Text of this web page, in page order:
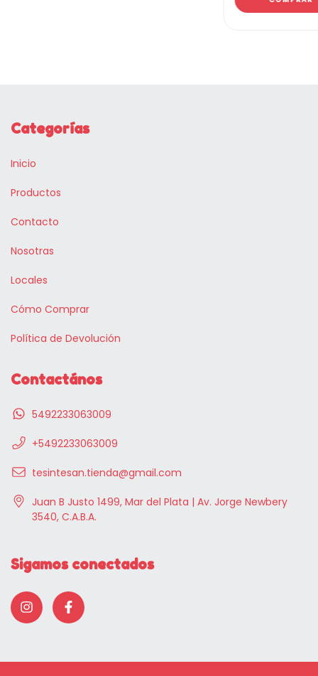
Categorías
Inicio
Productos
Contacto
Nosotras
Locales
Cómo Comprar
Política de Devolución
Contactános
5492233063009
+5492233063009
tesintesan.tienda@gmail.com
Juan B Justo 1499, Mar del Plata | Av. Jorge Newbery
3540, C.A.B.A.
Sigamos conectados